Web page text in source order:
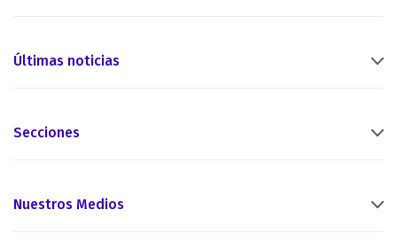
Últimas noticias
Secciones
Nuestros Medios